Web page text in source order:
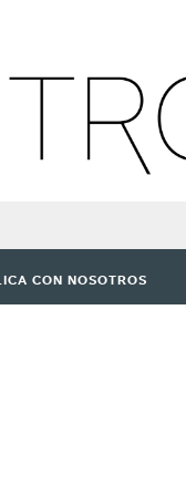
CON NOSOTROS